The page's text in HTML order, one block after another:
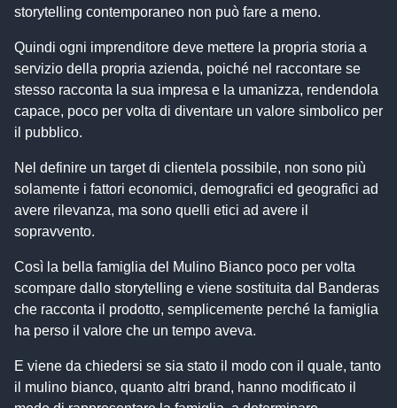
storytelling contemporaneo non può fare a meno.
Quindi ogni imprenditore deve mettere la propria storia a
servizio della propria azienda, poiché nel raccontare se
stesso racconta la sua impresa e la umanizza, rendendola
capace, poco per volta di diventare un valore simbolico per
il pubblico.
Nel definire un target di clientela possibile, non sono più
solamente i fattori economici, demografici ed geografici ad
avere rilevanza, ma sono quelli etici ad avere il
sopravvento.
Così la bella famiglia del Mulino Bianco poco per volta
scompare dallo storytelling e viene sostituita dal Banderas
che racconta il prodotto, semplicemente perché la famiglia
ha perso il valore che un tempo aveva.
E viene da chiedersi se sia stato il modo con il quale, tanto
il mulino bianco, quanto altri brand, hanno modificato il